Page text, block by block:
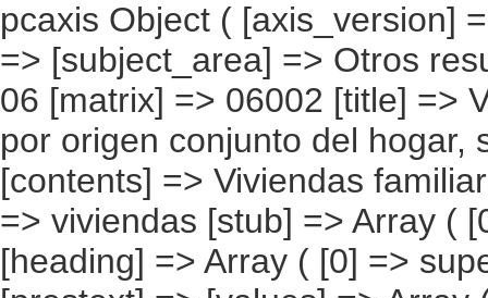
pcaxis Object ( [axis_version] => [creation_date] => 20080708 [note] => [subject_area] => Otros resultados nacionales [subject_code] => 06 [matrix] => 06002 [title] => Viviendas familiares con inmigrantes por origen conjunto del hogar, según superficie [description] => [contents] => Viviendas familiares con inmigrantes residentes [units] => viviendas [stub] => Array ( [0] => origen conjunto del hogar ) [heading] => Array ( [0] => superficie útil en metros cuadrados ) [prestext] => [values] => Array ( [:www.ine.es tel: " "+34 91 5839100 "; VALUES("origen conjunto del hogar] => Array ( [0] => Total [1] => HOGAR SÓLO CON INMIGRANTES [2] => Hogar con inmigrantes, todos ellos procedentes de países europeos [3] => Hogar con inmigrantes, todos ellos procedentes de países africanos [4] => Hogar con inmigrantes, todos ellos procedentes de americanos [5] => Hogar con inmigrantes, todos ellos procedentes de países asiáticos o de Oceanía [6] => Hogar con inmigrantes, todos ellos procedentes de alguna combinación de las agrupaciones de países anteriores [7] => HOGAR DE ESPAÑOLES E INMIGRANTES [8] => Hogar de españoles e inmigrantes procedentes de países europeos [9] => Hogar de españoles e inmigrantes procedentes de países africanos [10] => Hogar de españoles e inmigrantes procedentes de países americanos [11] => Hogar de españoles e inmigrantes procedentes de países asiáticos o de Oceanía [12] => Hogar de españoles e inmigrantes procedentes de alguna combinación de las agrupaciones de países anteriores ) [superficie útil en metros cuadrados] => Array ( [0] => Total [1] => Hasta 60 m2 [2] => De 61 a 75 m2 [3] => De 76 a 90 m2 [4] => De 91 a 105 m2 [5] => Más de 105 m2 [6] => No Sabe ) )